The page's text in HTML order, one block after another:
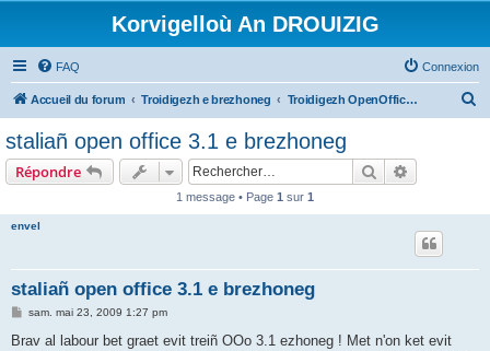
Korvigelloù An DROUIZIG
FAQ Connexion
Accueil du forum Troidigezh e brezhoneg Troidigezh OpenOffice.org e brezhoneg (1.1.x, 2.x ha 3.x)
staliañ open office 3.1 e brezhoneg
Répondre Rechercher
1 message • Page 1 sur 1
envel
staliañ open office 3.1 e brezhoneg
M
s
sam. mai 23, 2009 1:27 pm
Brav al labour bet graet evit treiñ OOo 3.1 ezhoneg ! Met n'on ket evit